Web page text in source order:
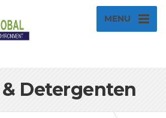
MENU
Detergenten